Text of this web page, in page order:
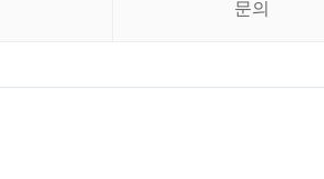
문의